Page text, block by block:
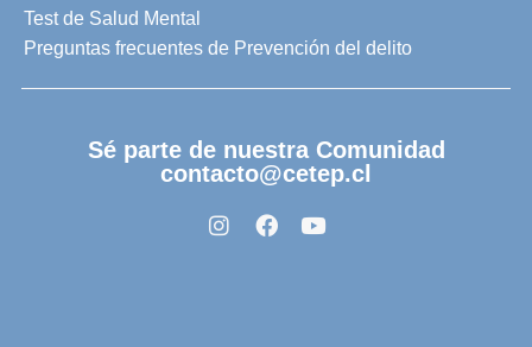
Test de Salud Mental
Preguntas frecuentes de Prevención del delito
Sé parte de nuestra Comunidad
contacto@cetep.cl